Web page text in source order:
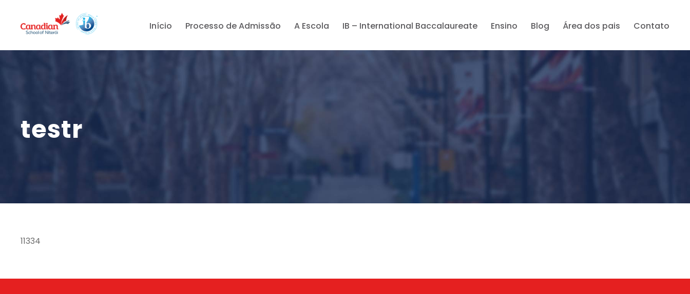
Início Processo de Admissão A Escola IB – International Baccalaureate Ensino Blog Área dos pais Contato
testr
11334